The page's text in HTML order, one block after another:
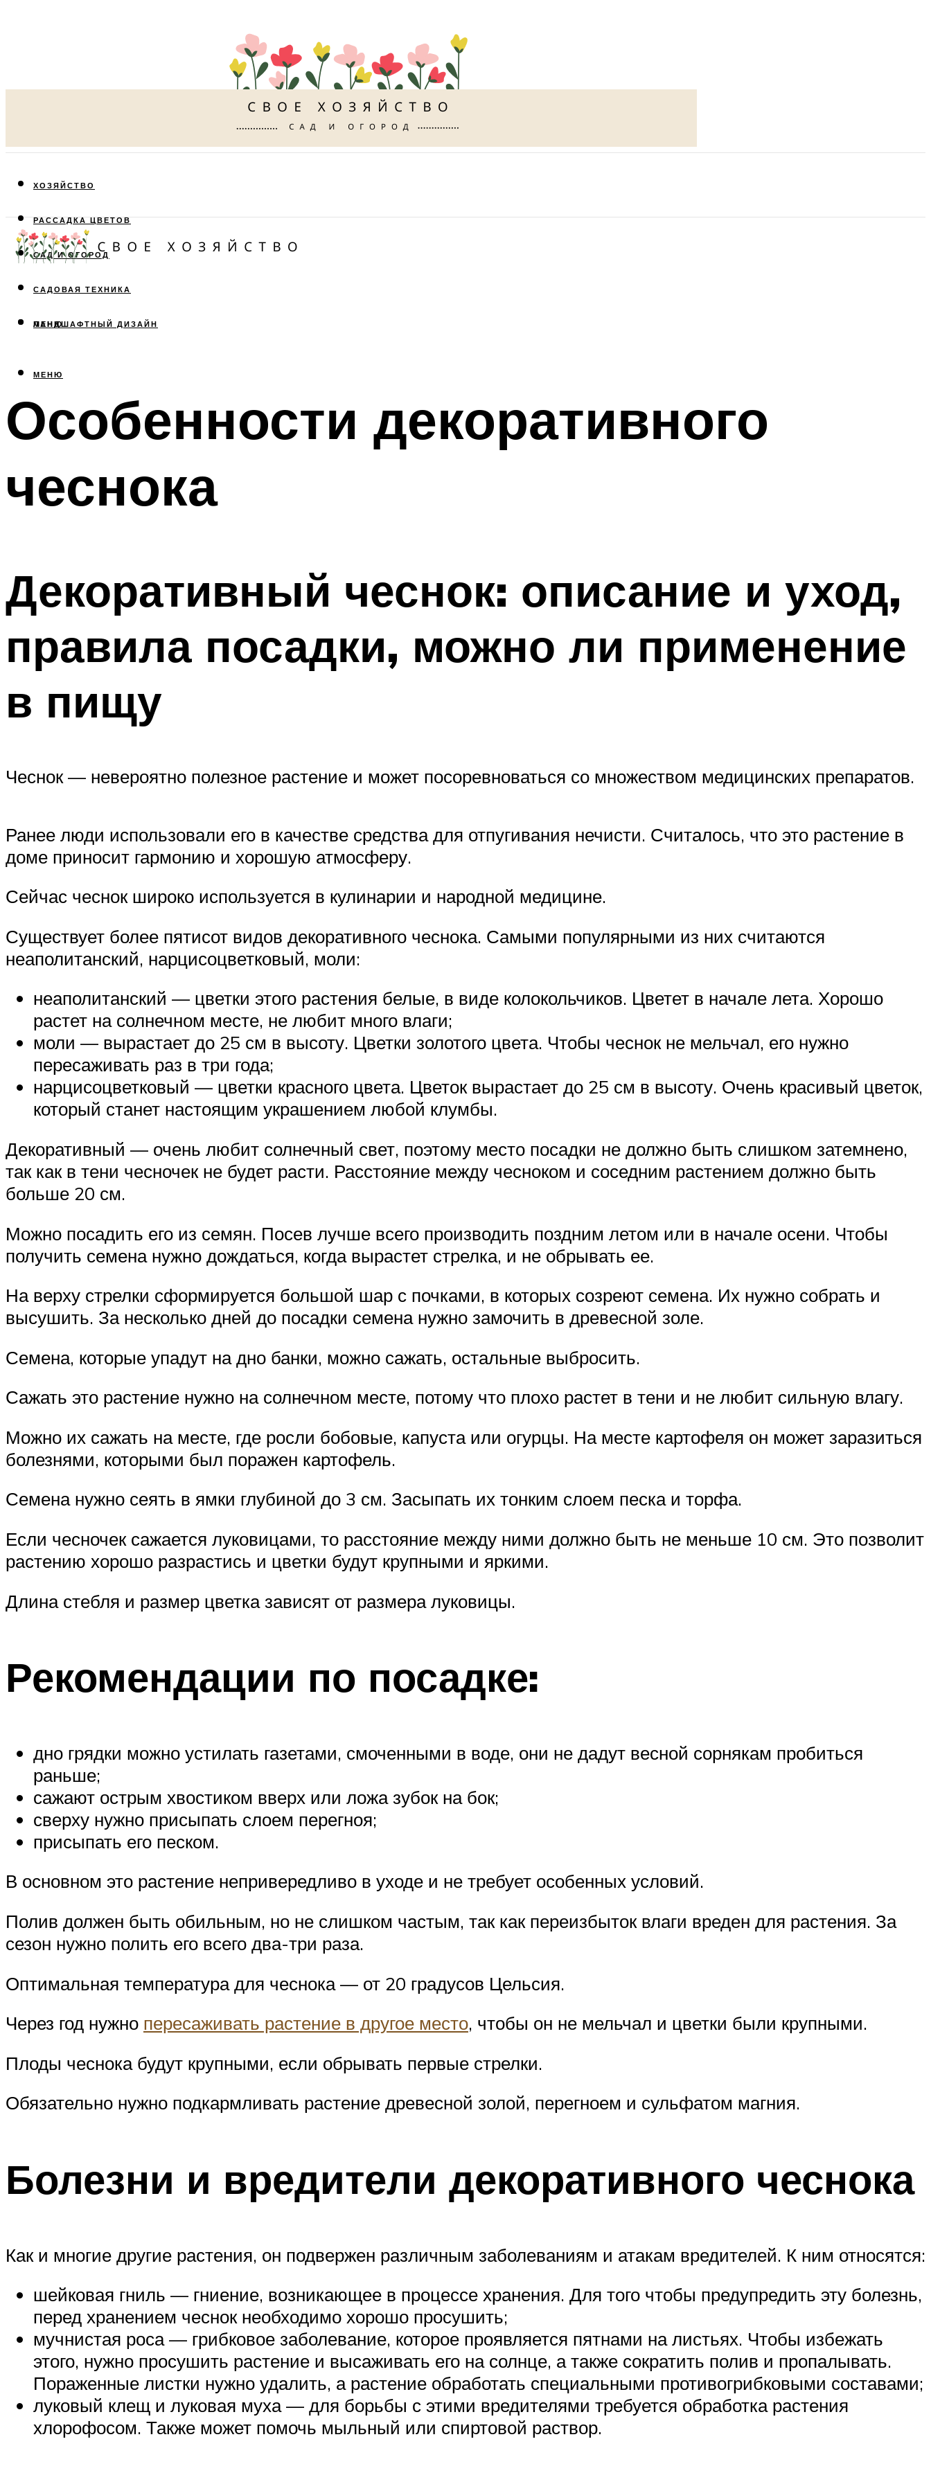
ХОЗЯЙСТВО
РАССАДКА ЦВЕТОВ
САД И ОГОРОД
САДОВАЯ ТЕХНИКА
ЛАНДШАФТНЫЙ ДИЗАЙН
МЕНЮ
МЕНЮ
Особенности декоративного
чеснока
Декоративный чеснок: описание и уход,
правила посадки, можно ли применение
в пищу
Чеснок — невероятно полезное растение и может посоревноваться со множеством медицинских препаратов.
Ранее люди использовали его в качестве средства для отпугивания нечисти. Считалось, что это растение в
доме приносит гармонию и хорошую атмосферу.
Сейчас чеснок широко используется в кулинарии и народной медицине.
Существует более пятисот видов декоративного чеснока. Самыми популярными из них считаются
неаполитанский, нарцисоцветковый, моли:
неаполитанский — цветки этого растения белые, в виде колокольчиков. Цветет в начале лета. Хорошо
растет на солнечном месте, не любит много влаги;
моли — вырастает до 25 см в высоту. Цветки золотого цвета. Чтобы чеснок не мельчал, его нужно
пересаживать раз в три года;
нарцисоцветковый — цветки красного цвета. Цветок вырастает до 25 см в высоту. Очень красивый цветок,
который станет настоящим украшением любой клумбы.
Декоративный — очень любит солнечный свет, поэтому место посадки не должно быть слишком затемнено,
так как в тени чесночек не будет расти. Расстояние между чесноком и соседним растением должно быть
больше 20 см.
Можно посадить его из семян. Посев лучше всего производить поздним летом или в начале осени. Чтобы
получить семена нужно дождаться, когда вырастет стрелка, и не обрывать ее.
На верху стрелки сформируется большой шар с почками, в которых созреют семена. Их нужно собрать и
высушить. За несколько дней до посадки семена нужно замочить в древесной золе.
Семена, которые упадут на дно банки, можно сажать, остальные выбросить.
Сажать это растение нужно на солнечном месте, потому что плохо растет в тени и не любит сильную влагу.
Можно их сажать на месте, где росли бобовые, капуста или огурцы. На месте картофеля он может заразиться
болезнями, которыми был поражен картофель.
Семена нужно сеять в ямки глубиной до 3 см. Засыпать их тонким слоем песка и торфа.
Если чесночек сажается луковицами, то расстояние между ними должно быть не меньше 10 см. Это позволит
растению хорошо разрастись и цветки будут крупными и яркими.
Длина стебля и размер цветка зависят от размера луковицы.
Рекомендации по посадке:
дно грядки можно устилать газетами, смоченными в воде, они не дадут весной сорнякам пробиться
раньше;
сажают острым хвостиком вверх или ложа зубок на бок;
сверху нужно присыпать слоем перегноя;
присыпать его песком.
В основном это растение непривередливо в уходе и не требует особенных условий.
Полив должен быть обильным, но не слишком частым, так как переизбыток влаги вреден для растения. За
сезон нужно полить его всего два-три раза.
Оптимальная температура для чеснока — от 20 градусов Цельсия.
Через год нужно пересаживать растение в другое место, чтобы он не мельчал и цветки были крупными.
Плоды чеснока будут крупными, если обрывать первые стрелки.
Обязательно нужно подкармливать растение древесной золой, перегноем и сульфатом магния.
Болезни и вредители декоративного чеснока
Как и многие другие растения, он подвержен различным заболеваниям и атакам вредителей. К ним относятся:
шейковая гниль — гниение, возникающее в процессе хранения. Для того чтобы предупредить эту болезнь,
перед хранением чеснок необходимо хорошо просушить;
мучнистая роса — грибковое заболевание, которое проявляется пятнами на листьях. Чтобы избежать
этого, нужно просушить растение и высаживать его на солнце, а также сократить полив и пропалывать.
Пораженные листки нужно удалить, а растение обработать специальными противогрибковыми составами;
луковый клещ и луковая муха — для борьбы с этими вредителями требуется обработка растения
хлорофосом. Также может помочь мыльный или спиртовой раствор.